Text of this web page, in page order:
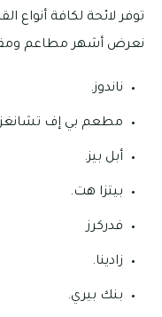
توفر لائحة لكافة أنواع
نعرض أشهر مطاعم
ناندوز.
مطعم بي إف
أبل بيز.
بيتزا هت.
فدركرز
زادينا.
بنك بيري.